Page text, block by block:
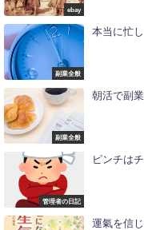
ebay
副業全般
本当に忙
副業全般
朝活で副
管理者の日記
ピンチは
運氣を信